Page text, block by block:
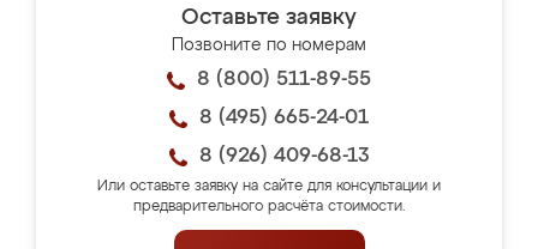
Оставьте заявку
Позвоните по номерам
8 (800) 511-89-55
8 (495) 665-24-01
8 (926) 409-68-13
Или оставьте заявку на сайте для консультации и
предварительного расчёта стоимости.